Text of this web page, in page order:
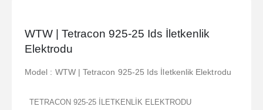
WTW | Tetracon 925-25 Ids İletkenlik
Elektrodu
Model : WTW | Tetracon 925-25 Ids İletkenlik Elektrodu
TETRACON 925-25 İLETKENLİK ELEKTRODU